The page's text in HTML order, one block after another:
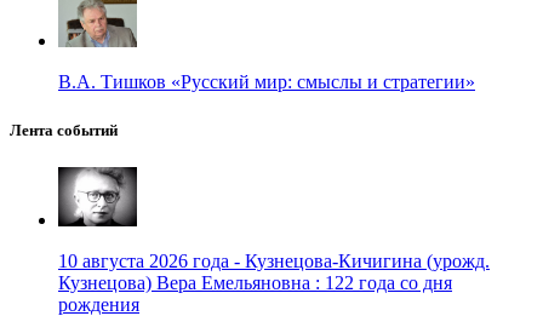
В.А. Тишков «Русский мир: смыслы и стратегии»
Лента событий
10 августа 2026 года - Кузнецова-Кичигина (урожд.
Кузнецова) Вера Емельяновна : 122 года со дня
рождения